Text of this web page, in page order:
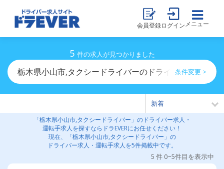
会員登録ログイン メニュー
5 件の求人が見つかりました
栃木県小山市,タクシードライバーのドライバー求人・運
条件変更 >
「栃木県小山市,タクシードライバー」のドライバー求人・
運転手求人を探すならドラEVERにお任せください！
現在、「栃木県小山市,タクシードライバー」の
ドライバー求人・運転手求人を5件掲載中です。
5 件 0~5件目を表示中